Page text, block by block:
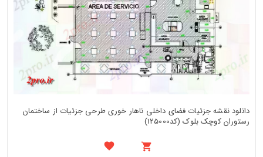
دانلود نقشه جزئیات فضای داخلی ناهار خوری طرحی جزئیات از ساختمان
رستوران کوچک بلوک (کد125000)